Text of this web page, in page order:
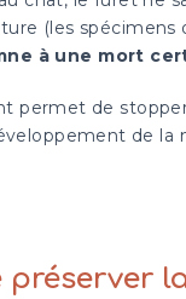
(les spécimens
à une mort
permet de
de la